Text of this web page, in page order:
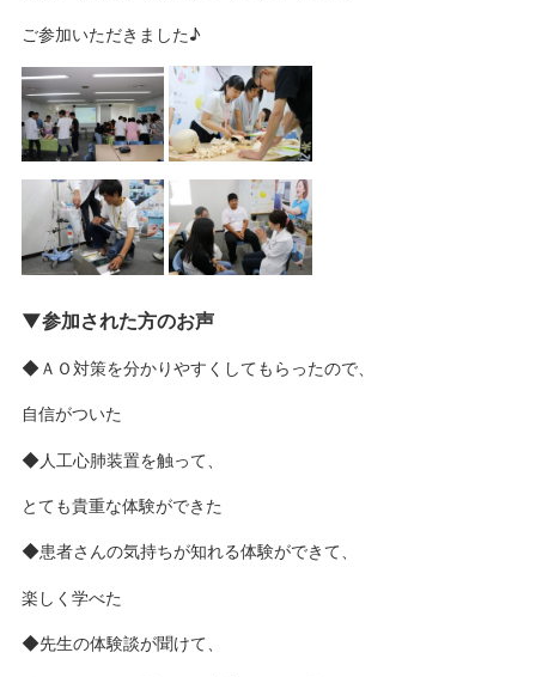
ご参加いただきました♪
▼参加された方のお声
◆ＡＯ対策を分かりやすくしてもらったので、
自信がついた
◆人工心肺装置を触って、
とても貴重な体験ができた
◆患者さんの気持ちが知れる体験ができて、
楽しく学べた
◆先生の体験談が聞けて、